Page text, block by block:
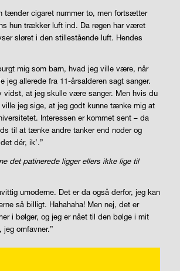
tænder cigaret nummer to, men fortsætter
hun trækker luft ind. Da røgen har været
sløret i den stillestående luft. Hendes
mig som barn, hvad jeg ville være, når
jeg allerede fra 11-årsalderen sagt sanger.
vidst, at jeg skulle være sanger. Men hvis du
jeg sige, at jeg godt kunne tænke mig at
Interessen er kommet sent – da
til at tænke andre tanker end noder og
dér, ik’.”
det patinerede ligger ellers ikke lige til
umoderne. Det er da også derfor, jeg kan
så billigt. Hahahaha! Men nej, det er
i bølger, og jeg er nået til den bølge i mit
omfavner.”